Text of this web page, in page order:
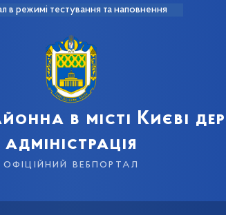
в режимі тестування та наповнення
в місті Києві
адміністрація
офіційний вебпортал